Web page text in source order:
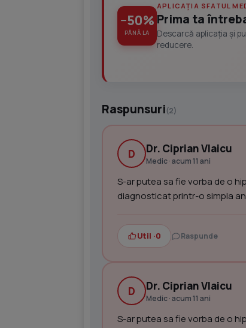
−50%
PÂNĂ LA
APLICAȚIA SFATUL
Prima ta
Descarcă aplicația și
reducere.
Raspunsuri(2)
D Dr. Ciprian Vlaicu
Medic · acum 11 ani
S-ar putea sa fie vorba de o
diagnosticat printr-o simpla
Util ·0 Raspunde
D Dr. Ciprian Vlaicu
Medic · acum 11 ani
S-ar putea sa fie vorba de o